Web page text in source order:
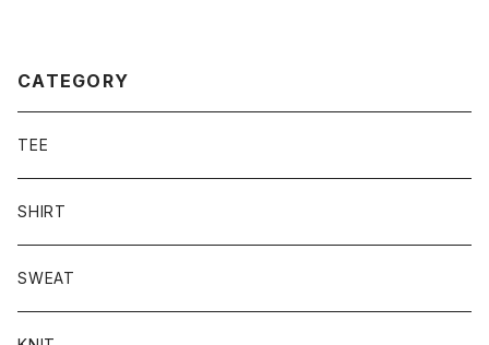
CATEGORY
TEE
SHIRT
SWEAT